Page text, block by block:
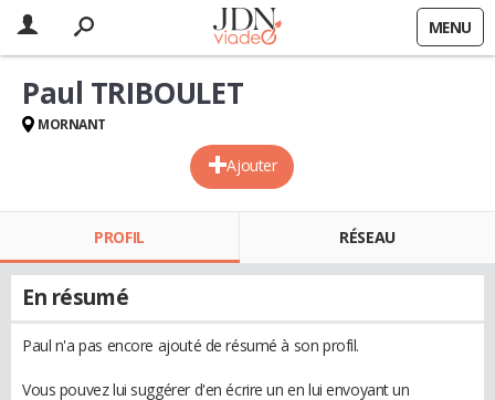
MENU
Ajouter
Paul TRIBOULET
MORNANT
PROFIL RÉSEAU
En résumé
Paul n'a pas encore ajouté de résumé à son profil.
Vous pouvez lui suggérer d'en écrire un en lui envoyant un